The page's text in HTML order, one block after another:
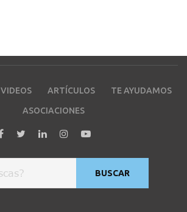
VIDEOS ARTÍCULOS TE AYUDAMOS
ASOCIACIONES
BUSCAR